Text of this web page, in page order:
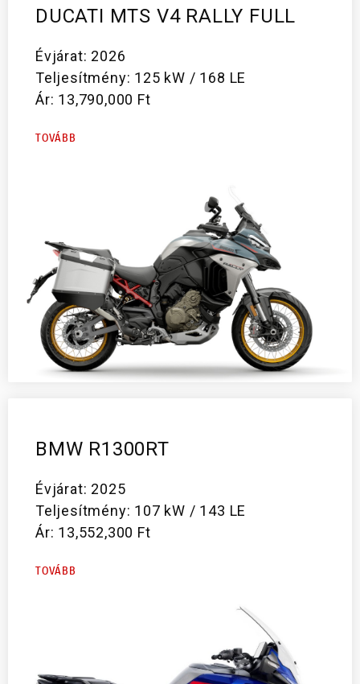
DUCATI MTS V4 RALLY FULL
Évjárat: 2026
Teljesítmény: 125 kW / 168 LE
Ár: 13,790,000 Ft
TOVÁBB
BMW R1300RT
Évjárat: 2025
Teljesítmény: 107 kW / 143 LE
Ár: 13,552,300 Ft
TOVÁBB